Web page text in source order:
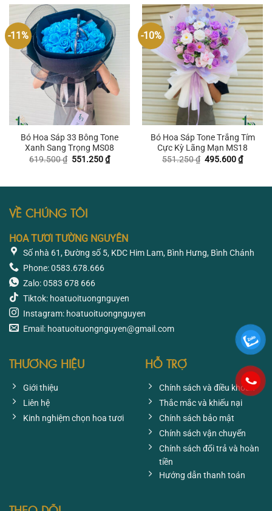
551.250 ₫.
-11%
Bó Hoa Sáp 33 Bông Tone
Xanh Sang Trọng MS08
619.500₫ Giá
551.250₫Giá
hiện
-10%
Bó Hoa Sáp Tone Trắng Tím
Cực Kỳ Lãng Mạn MS18
551.250₫ Giá
495.600₫Giá
hiện
VỀ CHÚNG TÔI
HOA TƯƠI TƯỜNG NGUYÊN
Số nhà 61, Đường số 5, KDC Him Lam, Bình Hưng, Bình Chánh
Phone: 0583.678.666
Zalo: 0583 678 666
Tiktok: hoatuoituongnguyen
Instagram: hoatuoituongnguyen
Email: hoatuoituongnguyen@gmail.com
THƯƠNG HIỆU
Giới thiệu
Liên hệ
Kinh nghiệm chọn hoa tươi
HỖ TRỢ
Chính sách và điều khoản
Thắc mắc và khiếu nại
Chính sách bảo mật
Chính sách vận chuyển
Chính sách đổi trả và hoàn
tiền
Hướng dẫn thanh toán